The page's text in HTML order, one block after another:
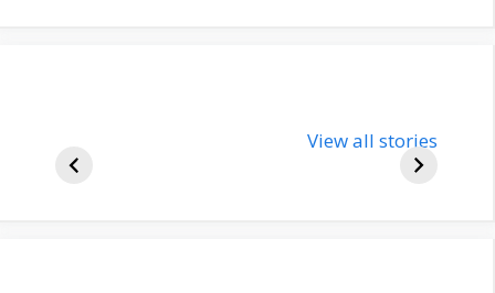
bjp-india-
about
View all stories